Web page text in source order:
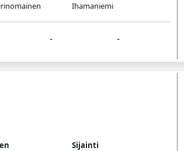
Ihamaniemi
- -
Sijainti